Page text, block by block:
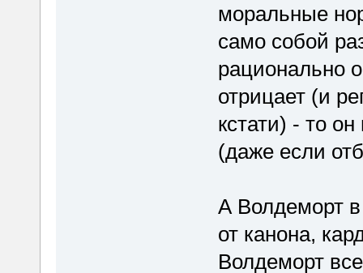
моральные
само собой
рационально
отрицает (и
кстати) - то
(даже если
А Волдеморт
от канона,
Волдеморт